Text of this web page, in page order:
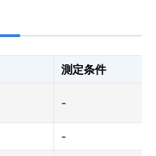
測定条件
-
-